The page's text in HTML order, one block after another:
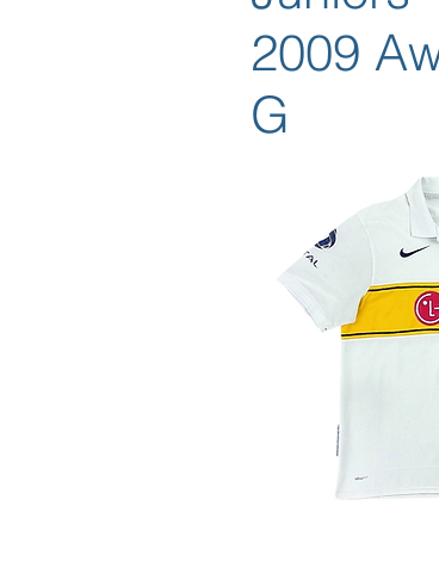
2009
G